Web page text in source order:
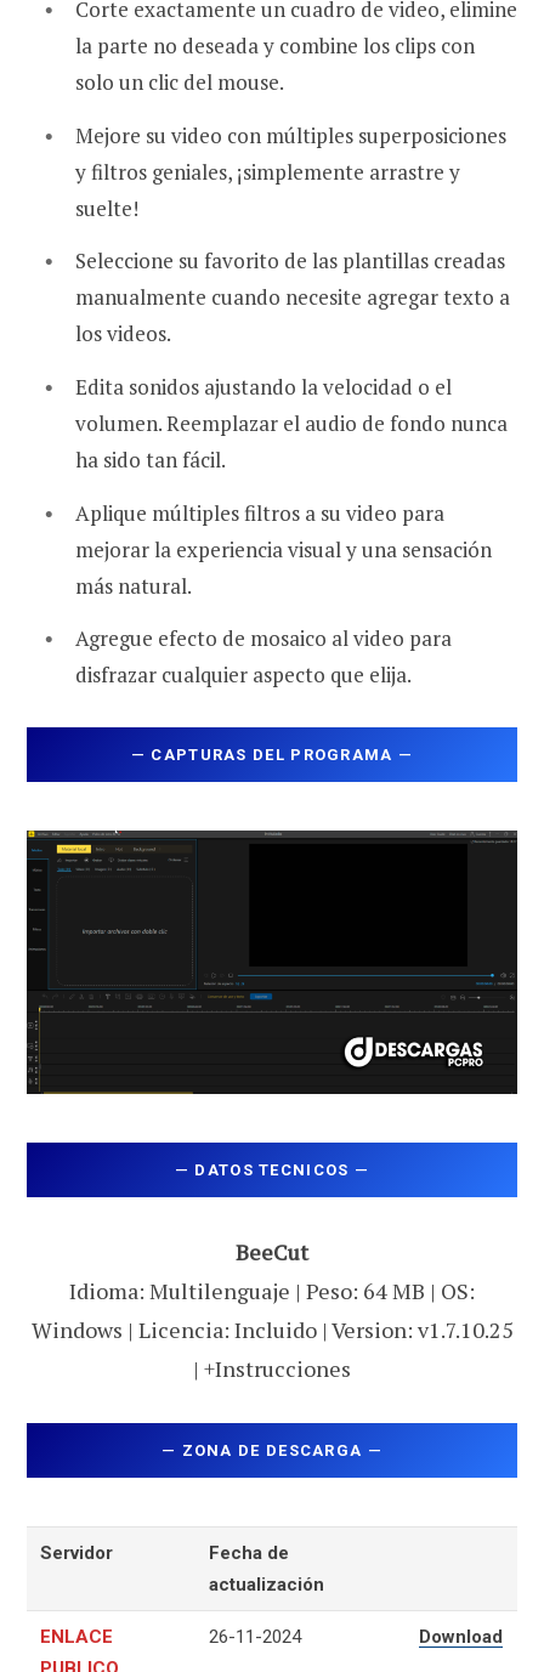
Corte exactamente un cuadro de video, elimine
la parte no deseada y combine los clips con
solo un clic del mouse.
Mejore su video con múltiples superposiciones
y filtros geniales, ¡simplemente arrastre y
suelte!
Seleccione su favorito de las plantillas creadas
manualmente cuando necesite agregar texto a
los videos.
Edita sonidos ajustando la velocidad o el
volumen. Reemplazar el audio de fondo nunca
ha sido tan fácil.
Aplique múltiples filtros a su video para
mejorar la experiencia visual y una sensación
más natural.
Agregue efecto de mosaico al video para
disfrazar cualquier aspecto que elija.
— CAPTURAS DEL PROGRAMA —
— DATOS TECNICOS —
BeeCut
Idioma: Multilenguaje | Peso: 64 MB | OS:
Windows | Licencia: Incluido | Version: v1.7.10.25
| +Instrucciones
— ZONA DE DESCARGA —
Servidor
Fecha de
actualización
ENLACE
26-11-2024 Download